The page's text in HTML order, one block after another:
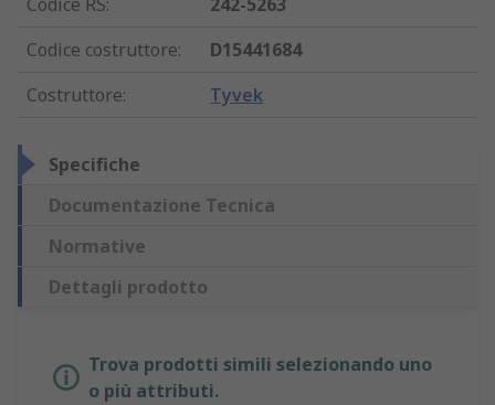
Codice RS:
242-5263
Codice costruttore:
D15441684
Costruttore: Tyvek
Specifiche
Documentazione Tecnica
Normative
Dettagli prodotto
Trova prodotti simili selezionando uno
o più attributi.